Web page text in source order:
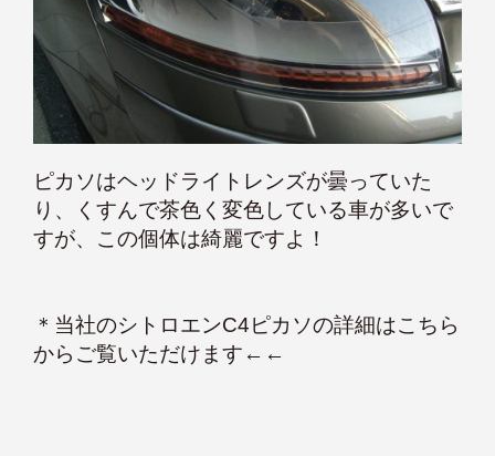
ピカソはヘッドライトレンズが曇っていた
り、くすんで茶色く変色している車が多いで
すが、この個体は綺麗ですよ！
＊ 当社のシトロエンC4ピカソの詳細はこちら
からご覧いただけます ←←